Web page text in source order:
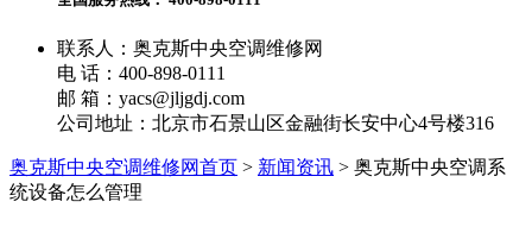
联系人：奥克斯中央空调维修网
电 话：400-898-0111
邮 箱：yacs@jljgdj.com
公司地址：北京市石景山区金融街长安中心4号楼316
奥克斯中央空调维修网首页 > 新闻资讯 > 奥克斯中央空调系
统设备怎么管理